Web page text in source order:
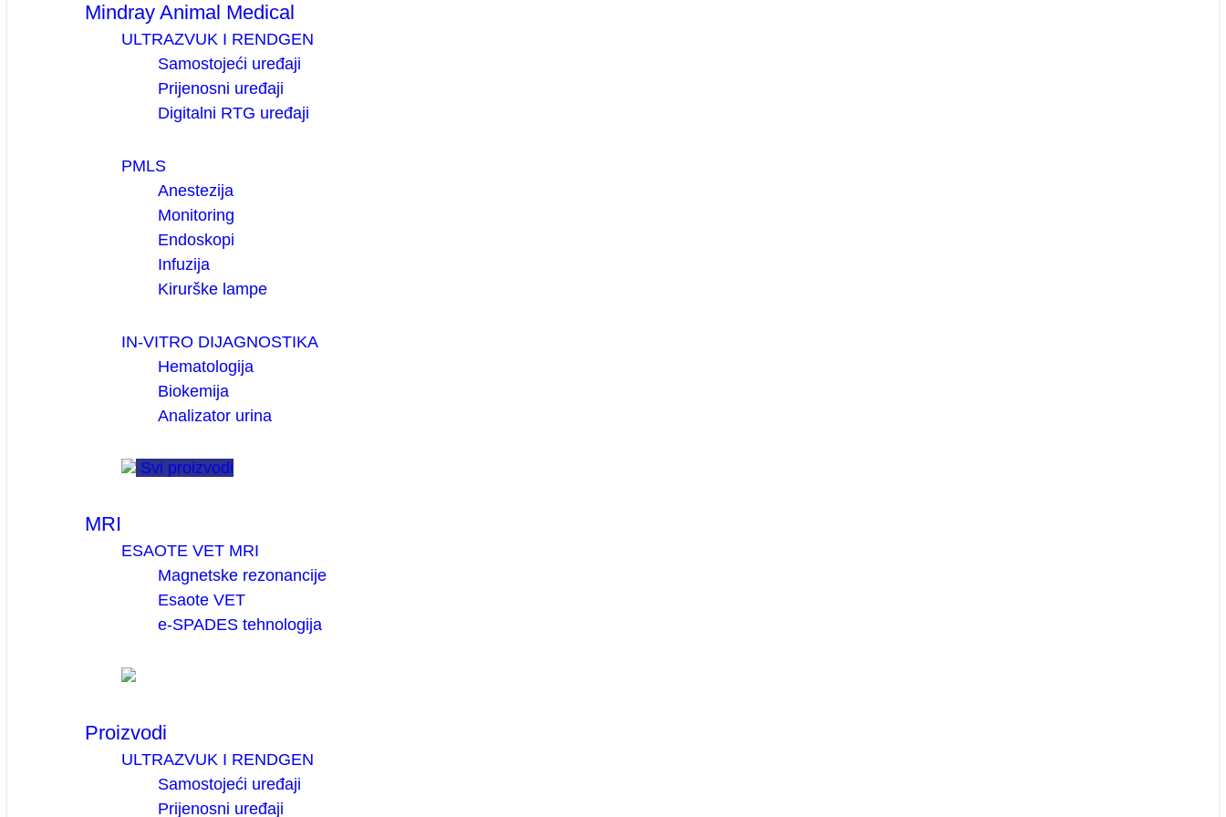
Mindray Animal Medical
ULTRAZVUK I RENDGEN
Samostojeći uređaji
Prijenosni uređaji
Digitalni RTG uređaji
PMLS
Anestezija
Monitoring
Endoskopi
Infuzija
Kirurške lampe
IN-VITRO DIJAGNOSTIKA
Hematologija
Biokemija
Analizator urina
Svi proizvodi
MRI
ESAOTE VET MRI
Magnetske rezonancije
Esaote VET
e-SPADES tehnologija
Proizvodi
ULTRAZVUK I RENDGEN
Samostojeći uređaji
Prijenosni uređaji